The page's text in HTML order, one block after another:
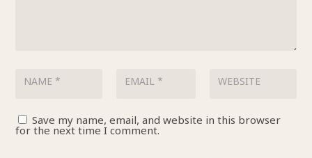
Save my name, email, and website in this browser
for the next time I comment.